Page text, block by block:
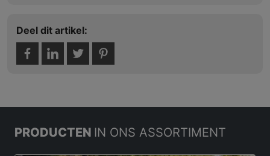
Deel dit artikel:
PRODUCTEN IN ONS ASSORTIMENT